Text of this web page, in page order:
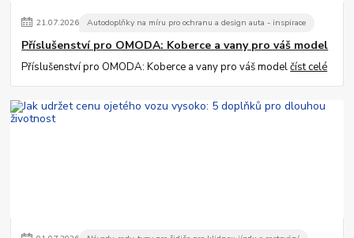
21.07.2026 Autodoplňky na míru pro ochranu a design auta - inspirace
Příslušenství pro OMODA: Koberce a vany pro váš model
Příslušenství pro OMODA: Koberce a vany pro váš modelčíst celé